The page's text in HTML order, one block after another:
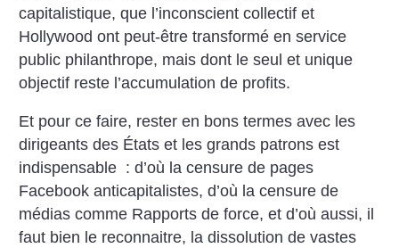
capitalistique, que l’inconscient collectif et
Hollywood ont peut-être transformé en service
public philanthrope, mais dont le seul et unique
objectif reste l’accumulation de profits.
Et pour ce faire, rester en bons termes avec les
dirigeants des États et les grands patrons est
indispensable : d’où la censure de pages
Facebook anticapitalistes, d’où la censure de
médias comme Rapports de force, et d’où aussi, il
faut bien le reconnaitre, la dissolution de vastes